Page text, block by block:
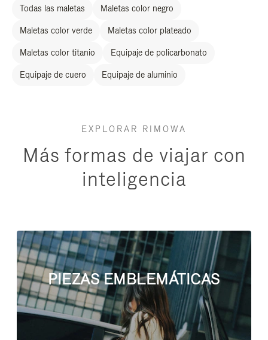
Todas las maletas Maletas color negro
Maletas color verde Maletas color plateado
Maletas color titanio Equipaje de policarbonato
Equipaje de cuero Equipaje de aluminio
EXPLORAR RIMOWA
Más formas de viajar con
inteligencia
PIEZAS EMBLEMÁTICAS